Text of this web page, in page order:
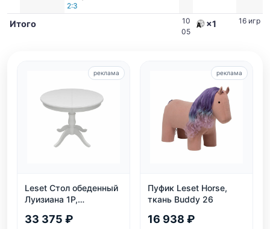
2:3
Итого
10
05
×1 16 игр
Leset Стол обеденный
Луизиана 1Р,
33 375 ₽
реклама
Пуфик Leset Horse,
ткань Buddy 26
16 938 ₽
реклама